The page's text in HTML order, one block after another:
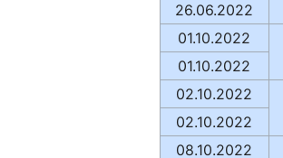
26.06.2022
01.10.2022
01.10.2022
02.10.2022
02.10.2022
08.10.2022